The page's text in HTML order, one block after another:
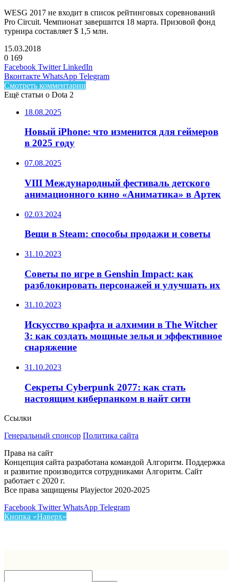
WESG 2017 не входит в список рейтинговых соревнований
Pro Circuit. Чемпионат завершится 18 марта. Призовой фонд
турнира составляет $ 1,5 млн.
15.03.2018
0 169
Facebook Twitter LinkedIn
Вконтакте WhatsApp Telegram
Смотреть комментарии
Ещё статьи о Dota 2
18.08.2025
Новый iPhone: что изменится для геймеров
в 2025 году
07.08.2025
VIII Международный фестиваль детского
анимационного кино «Аниматика» в Артек
02.03.2024
Вещи в Steam: способы продажи и советы
31.10.2023
Советы по игре в Genshin Impact: как
разблокировать персонажей и улучшать их
31.10.2023
Искусство крафта и алхимии в The Witcher
3: как создать мощные зелья и эффективное
снаряжение
31.10.2023
Секреты Cyberpunk 2077: как стать
настоящим киберпанком в найт сити
Ссылки
Генеральный спонсор Политика сайта
Права на сайт
Концепция сайта разработана командой Алгоритм. Поддержка
и развитие производится сотрудниками Алгоритм. Сайт
работает с 2020 г.
Все права защищены Playjector 2020-2025
Facebook Twitter WhatsApp Telegram
Кнопка «Наверх»